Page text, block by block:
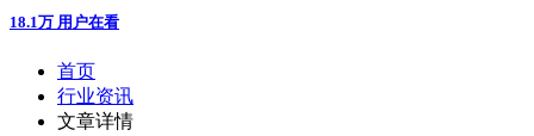
18.1万 用户在看
首页
行业资讯
文章详情